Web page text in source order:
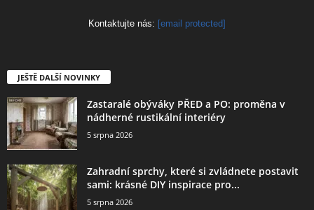
Kontaktujte nás: [email protected]
JEŠTĚ DALŠÍ NOVINKY
Zastaralé obýváky PŘED a PO: proměna v
nádherné rustikální interiéry
5 srpna 2026
Zahradní sprchy, které si zvládnete postavit
sami: krásné DIY inspirace pro...
5 srpna 2026